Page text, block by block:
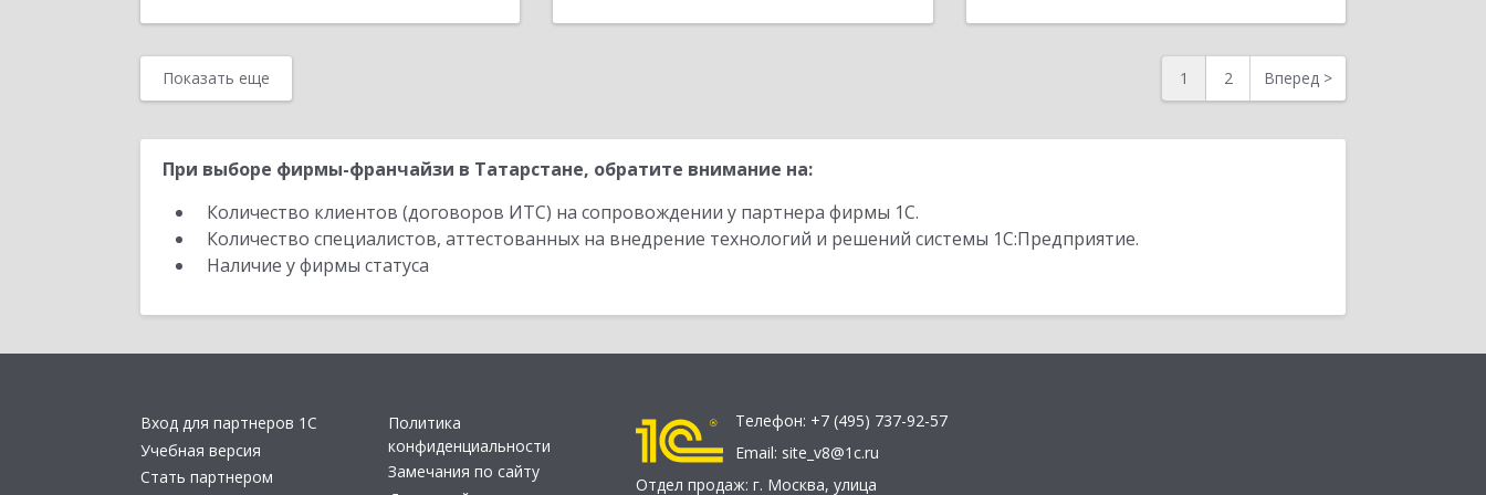
Показать еще 1 2 Вперед >
При выборе фирмы-франчайзи в Татарстане, обратите внимание на:
Количество клиентов (договоров ИТС) на сопровождении у партнера фирмы 1С.
Количество специалистов, аттестованных на внедрение технологий и решений системы 1С:Предприятие.
Наличие у фирмы статуса
Вход для партнеров 1С
Учебная версия
Стать партнером
Политика
конфиденциальности
Замечания по сайту
Телефон: +7 (495) 737-92-57
Email: site_v8@1c.ru
Отдел продаж: г. Москва, улица